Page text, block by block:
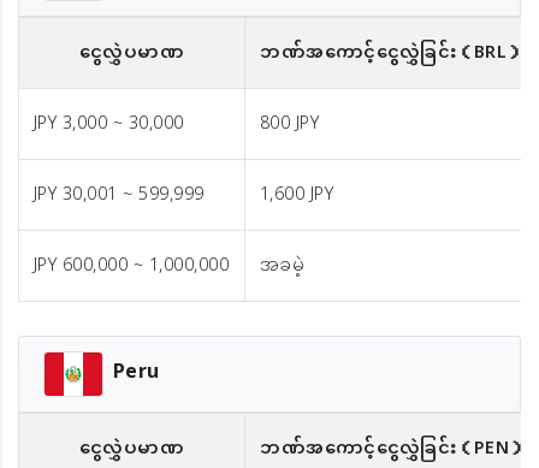
ငွေလွှဲပမာဏ ဘဏ်အကောင့်ငွေလွှဲခြင်း（BRL）
JPY 3,000 ~ 30,000
800 JPY
JPY 30,001 ~ 599,999
1,600 JPY
JPY 600,000 ~ 1,000,000
အခမဲ့
Peru
ငွေလွှဲပမာဏ ဘဏ်အကောင့်ငွေလွှဲခြင်း（PEN）